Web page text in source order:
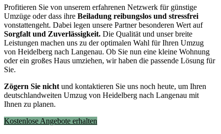
Profitieren Sie von unserem erfahrenen Netzwerk für günstige
Umzüge oder dass ihre Beiladung reibungslos und stressfrei
vonstattengeht. Dabei legen unsere Partner besonderen Wert auf
Sorgfalt und Zuverlässigkeit. Die Qualität und unser breite
Leistungen machen uns zu der optimalen Wahl für Ihren Umzug
von Heidelberg nach Langenau. Ob Sie nun eine kleine Wohnung
oder ein großes Haus umziehen, wir haben die passende Lösung für
Sie.
Zögern Sie nicht und kontaktieren Sie uns noch heute, um Ihren
deutschlandweiten Umzug von Heidelberg nach Langenau mit
Ihnen zu planen.
Kostenlose Angebote erhalten